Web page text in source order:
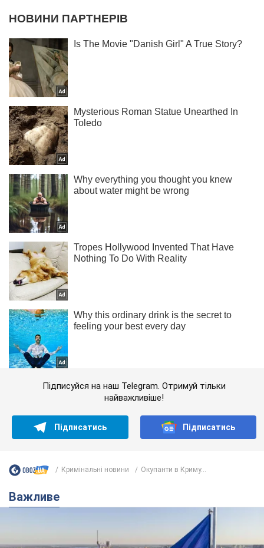
Підписуйся на наш Telegram. Отримуй тільки
найважливіше!
Підписатись Підписатись
Кримінальні новини Окупанти в Криму...
Важливе